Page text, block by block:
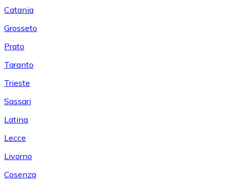
Catania
Grosseto
Prato
Taranto
Trieste
Sassari
Latina
Lecce
Livorno
Cosenza